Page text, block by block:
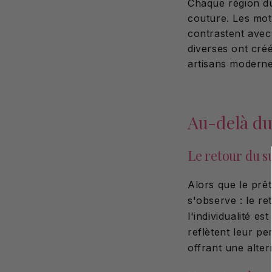
Chaque région
couture. Les
contrastent
diverses ont
artisans
Au-delà
Le retour du
Alors que le
s'observe : le
l'individualité
reflètent leur
offrant une